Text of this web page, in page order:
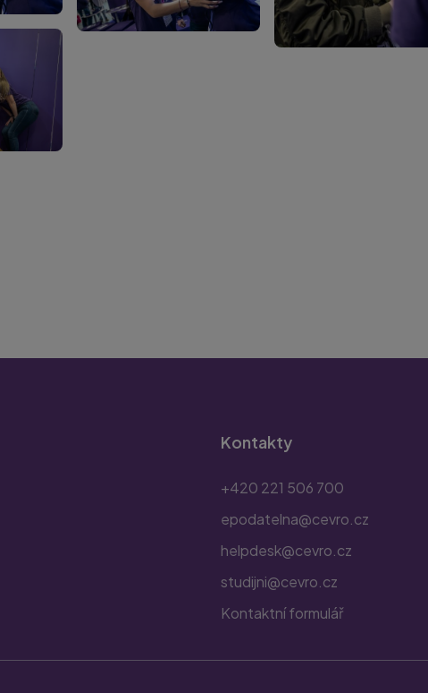
Kontakty
+420 221 506 700
epodatelna@cevro.cz
helpdesk@cevro.cz
studijni@cevro.cz
Kontaktní formulář